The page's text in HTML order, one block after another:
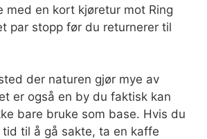
med en kort kjøretur mot Ring
par stopp før du returnerer til
der naturen gjør mye av
er også en by du faktisk kan
bare bruke som base. Hvis du
til å gå sakte, ta en kaffe